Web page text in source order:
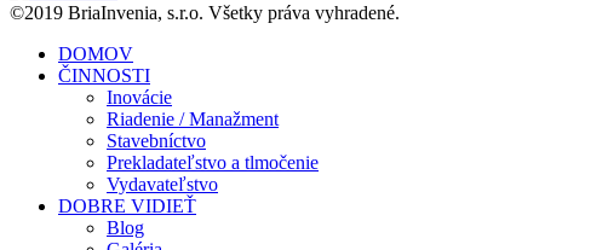
©2019 BriaInvenia, s.r.o. Všetky práva vyhradené.
DOMOV
ČINNOSTI
Inovácie
Riadenie / Manažment
Stavebníctvo
Prekladateľstvo a tlmočenie
Vydavateľstvo
DOBRE VIDIEŤ
Blog